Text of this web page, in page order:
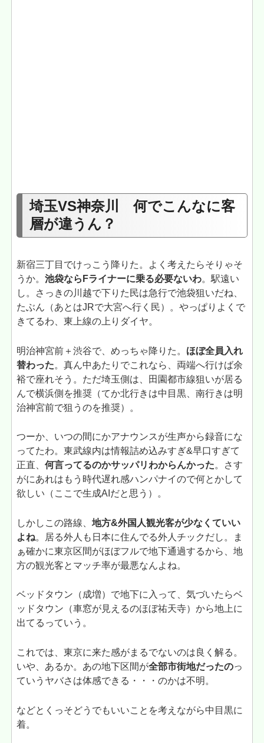
埼玉VS神奈川 何でこんなに客
層が違うん？
新宿三丁目でけっこう降りた。よく考えたらそりゃそ
うか。池袋ならFライナーに乗る必要ないわ。駅遠い
し。さっきの川越で下りた民は急行で池袋狙いだね、
たぶん（あとはJRで大宮へ行く民）。やっぱりよくで
きてるわ、東上線の上りダイヤ。
明治神宮前＋渋谷で、めっちゃ降りた。 ほぼ全員入れ
替わった。真ん中あたりでこれなら、両端へ行けば余
裕で座れそう。ただ埼玉側は、田園都市線狙いが居る
んで横浜側を推奨（てか北行きは中目黒、南行きは明
治神宮前で狙うのを推奨）。
つーか、いつの間にかアナウンスが生声から録音にな
ってたわ。東武線内は情報詰め込みすぎ&早口すぎて
正直、何言ってるのかサッパリわからんかった。さす
がにあれはもう時代遅れ感ハンパナイので何とかして
欲しい（ここで生成AIだと思う）。
しかしこの路線、地方&外国人観光客が少なくていい
よね。居る外人も日本に住んでる外人チックだし。ま
ぁ確かに東京区間がほぼフルで地下通過するから、地
方の観光客とマッチ率が最悪なんよね。
ベッドタウン（成増）で地下に入って、気づいたらベ
ッドタウン（車窓が見えるのほぼ祐天寺）から地上に
出てるっていう。
これでは、東京に来た感がまるでないのは良く解る。
いや、あるか。あの地下区間が全部市街地だったのっ
ていうヤバさは体感できる・・・のかは不明。
などとくっそどうでもいいことを考えながら中目黒に
着。